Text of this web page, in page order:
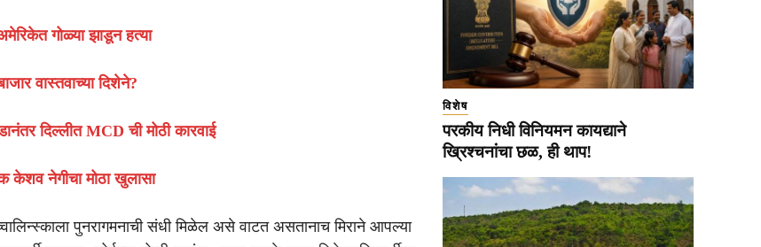
गोळ्या झाडून हत्या
वास्तवाच्या दिशेने?
दिल्लीत MCD ची मोठी कारवाई
केशव नेगीचा मोठा खुलासा
पुनरागमनाची संधी मिळेल असे वाटत असतानाच मिराने आपल्या
विशेष
परकीय निधी विनियमन कायद्याने
ख्रिश्चनांचा छळ, ही थाप!